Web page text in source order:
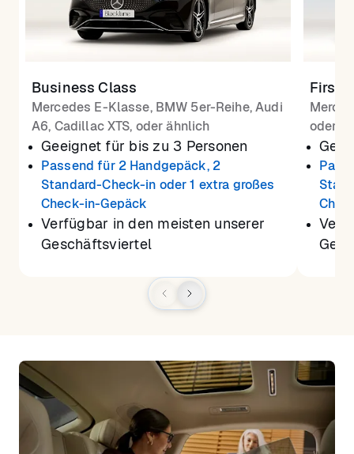
Business Class
Mercedes E-Klasse, BMW 5er-Reihe, Audi
A6, Cadillac XTS, oder ähnlich
Geeignet für bis zu 3 Personen
Passend für 2 Handgepäck, 2
Standard-Check-in oder 1 extra großes
Check-in-Gepäck
Verfügbar in den meisten unserer
Geschäftsviertel
First
oder